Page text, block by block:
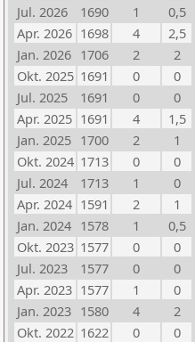
Jul. 2026
1690 1
0,5
Apr. 2026 1698 4
2,5
Jan. 2026 1706 2
2
Okt. 2025 1691 0
0
Jul. 2025
1691 0
0
Apr. 2025 1691 4
1,5
Jan. 2025 1700 2
1
Okt. 2024 1713 0
0
Jul. 2024
1713 1
0
Apr. 2024 1591 2
1
Jan. 2024 1578 1
0,5
Okt. 2023 1577 0
0
Jul. 2023
1577 0
0
Apr. 2023 1577 1
0
Jan. 2023 1580 4
2
Okt. 2022 1622 0
0